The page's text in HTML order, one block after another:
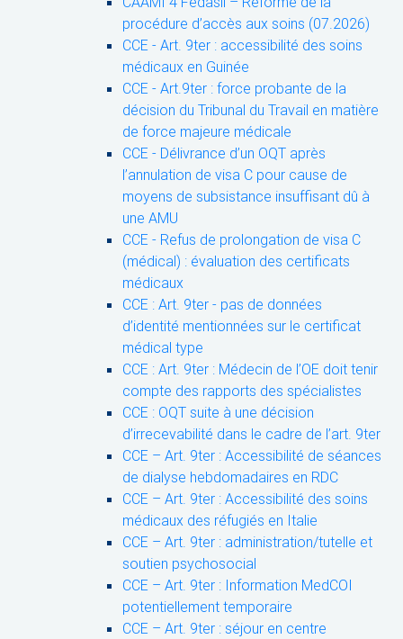
procédure d’accès aux soins (07.2026)
CCE - Art. 9ter : accessibilité des soins
médicaux en Guinée
CCE - Art.9ter : force probante de la
décision du Tribunal du Travail en matière
de force majeure médicale
CCE - Délivrance d’un OQT après
l’annulation de visa C pour cause de
moyens de subsistance insuffisant dû à
une AMU
CCE - Refus de prolongation de visa C
(médical) : évaluation des certificats
médicaux
CCE : Art. 9ter - pas de données
d’identité mentionnées sur le certificat
médical type
CCE : Art. 9ter : Médecin de l’OE doit tenir
compte des rapports des spécialistes
CCE : OQT suite à une décision
d’irrecevabilité dans le cadre de l’art. 9ter
CCE – Art. 9ter : Accessibilité de séances
de dialyse hebdomadaires en RDC
CCE – Art. 9ter : Accessibilité des soins
médicaux des réfugiés en Italie
CCE – Art. 9ter : administration/tutelle et
soutien psychosocial
CCE – Art. 9ter : Information MedCOI
potentiellement temporaire
CCE – Art. 9ter : séjour en centre